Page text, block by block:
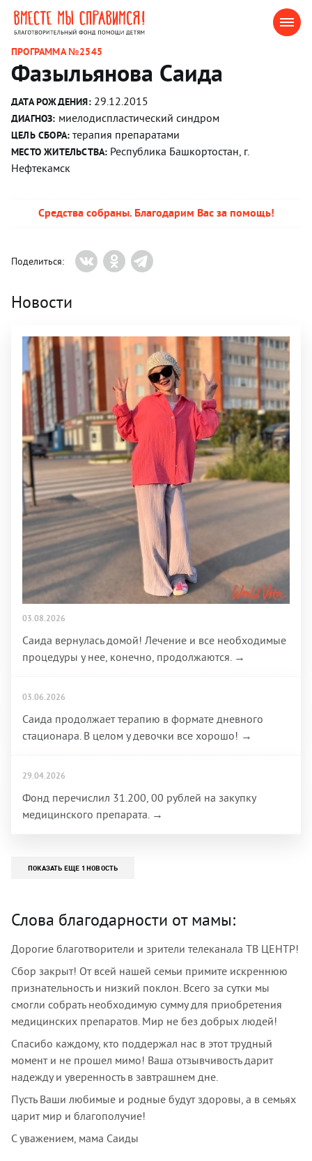
ПРОГРАММА №2545
Фазыльянова Саида
ДАТА РОЖДЕНИЯ:29.12.2015
ДИАГНОЗ: миелодиспластический синдром
ЦЕЛЬ СБОРА: терапия препаратами
МЕСТО ЖИТЕЛЬСТВА: Республика Башкортостан, г.
Нефтекамск
Средства собраны. Благодарим Вас за помощь!
Поделиться:
Новости
03.08.2026
Саида вернулась домой! Лечение и все необходимые
процедуры у нее, конечно, продолжаются. →
03.06.2026
Саида продолжает терапию в формате дневного
стационара. В целом у девочки все хорошо! →
29.04.2026
Фонд перечислил 31.200, 00 рублей на закупку
медицинского препарата. →
ПОКАЗАТЬ ЕЩЕ 1 НОВОСТЬ
Слова благодарности от мамы:
Дорогие благотворители и зрители телеканала ТВ ЦЕНТР!
Сбор закрыт! От всей нашей семьи примите искреннюю
признательность и низкий поклон. Всего за сутки мы
смогли собрать необходимую сумму для приобретения
медицинских препаратов. Мир не без добрых людей!
Спасибо каждому, кто поддержал нас в этот трудный
момент и не прошел мимо! Ваша отзывчивость дарит
надежду и уверенность в завтрашнем дне.
Пусть Ваши любимые и родные будут здоровы, а в семьях
царит мир и благополучие!
С уважением, мама Саиды